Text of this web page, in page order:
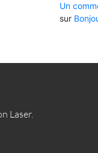
Un
sur
Laser.